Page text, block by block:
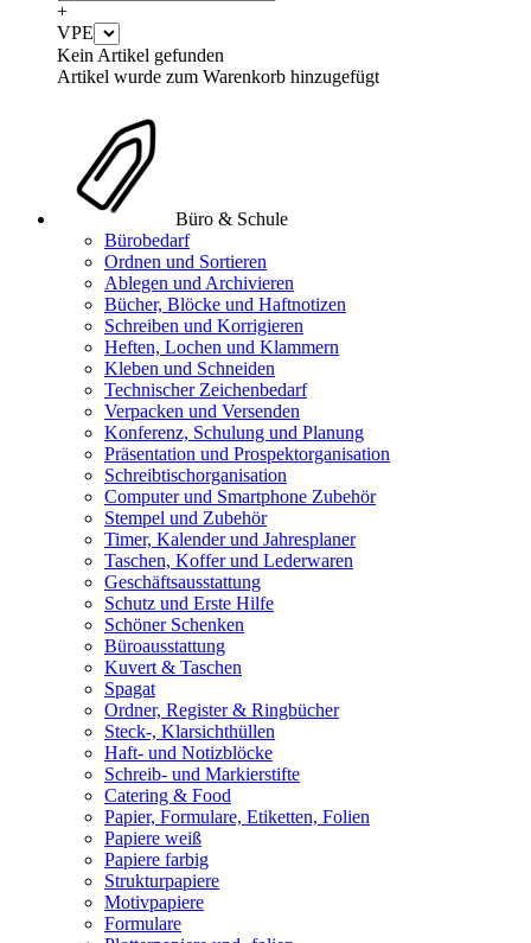
+
VPE
Kein Artikel gefunden
Artikel wurde zum Warenkorb hinzugefügt
Büro & Schule
Bürobedarf
Ordnen und Sortieren
Ablegen und Archivieren
Bücher, Blöcke und Haftnotizen
Schreiben und Korrigieren
Heften, Lochen und Klammern
Kleben und Schneiden
Technischer Zeichenbedarf
Verpacken und Versenden
Konferenz, Schulung und Planung
Präsentation und Prospektorganisation
Schreibtischorganisation
Computer und Smartphone Zubehör
Stempel und Zubehör
Timer, Kalender und Jahresplaner
Taschen, Koffer und Lederwaren
Geschäftsausstattung
Schutz und Erste Hilfe
Schöner Schenken
Büroausstattung
Kuvert & Taschen
Spagat
Ordner, Register & Ringbücher
Steck-, Klarsichthüllen
Haft- und Notizblöcke
Schreib- und Markierstifte
Catering & Food
Papier, Formulare, Etiketten, Folien
Papiere weiß
Papiere farbig
Strukturpapiere
Motivpapiere
Formulare